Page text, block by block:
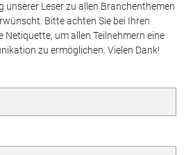
unserer Leser zu allen Branchenthemen
Bitte achten Sie bei Ihren
Netiquette, um allen Teilnehmern eine
zu ermöglichen. Vielen Dank!